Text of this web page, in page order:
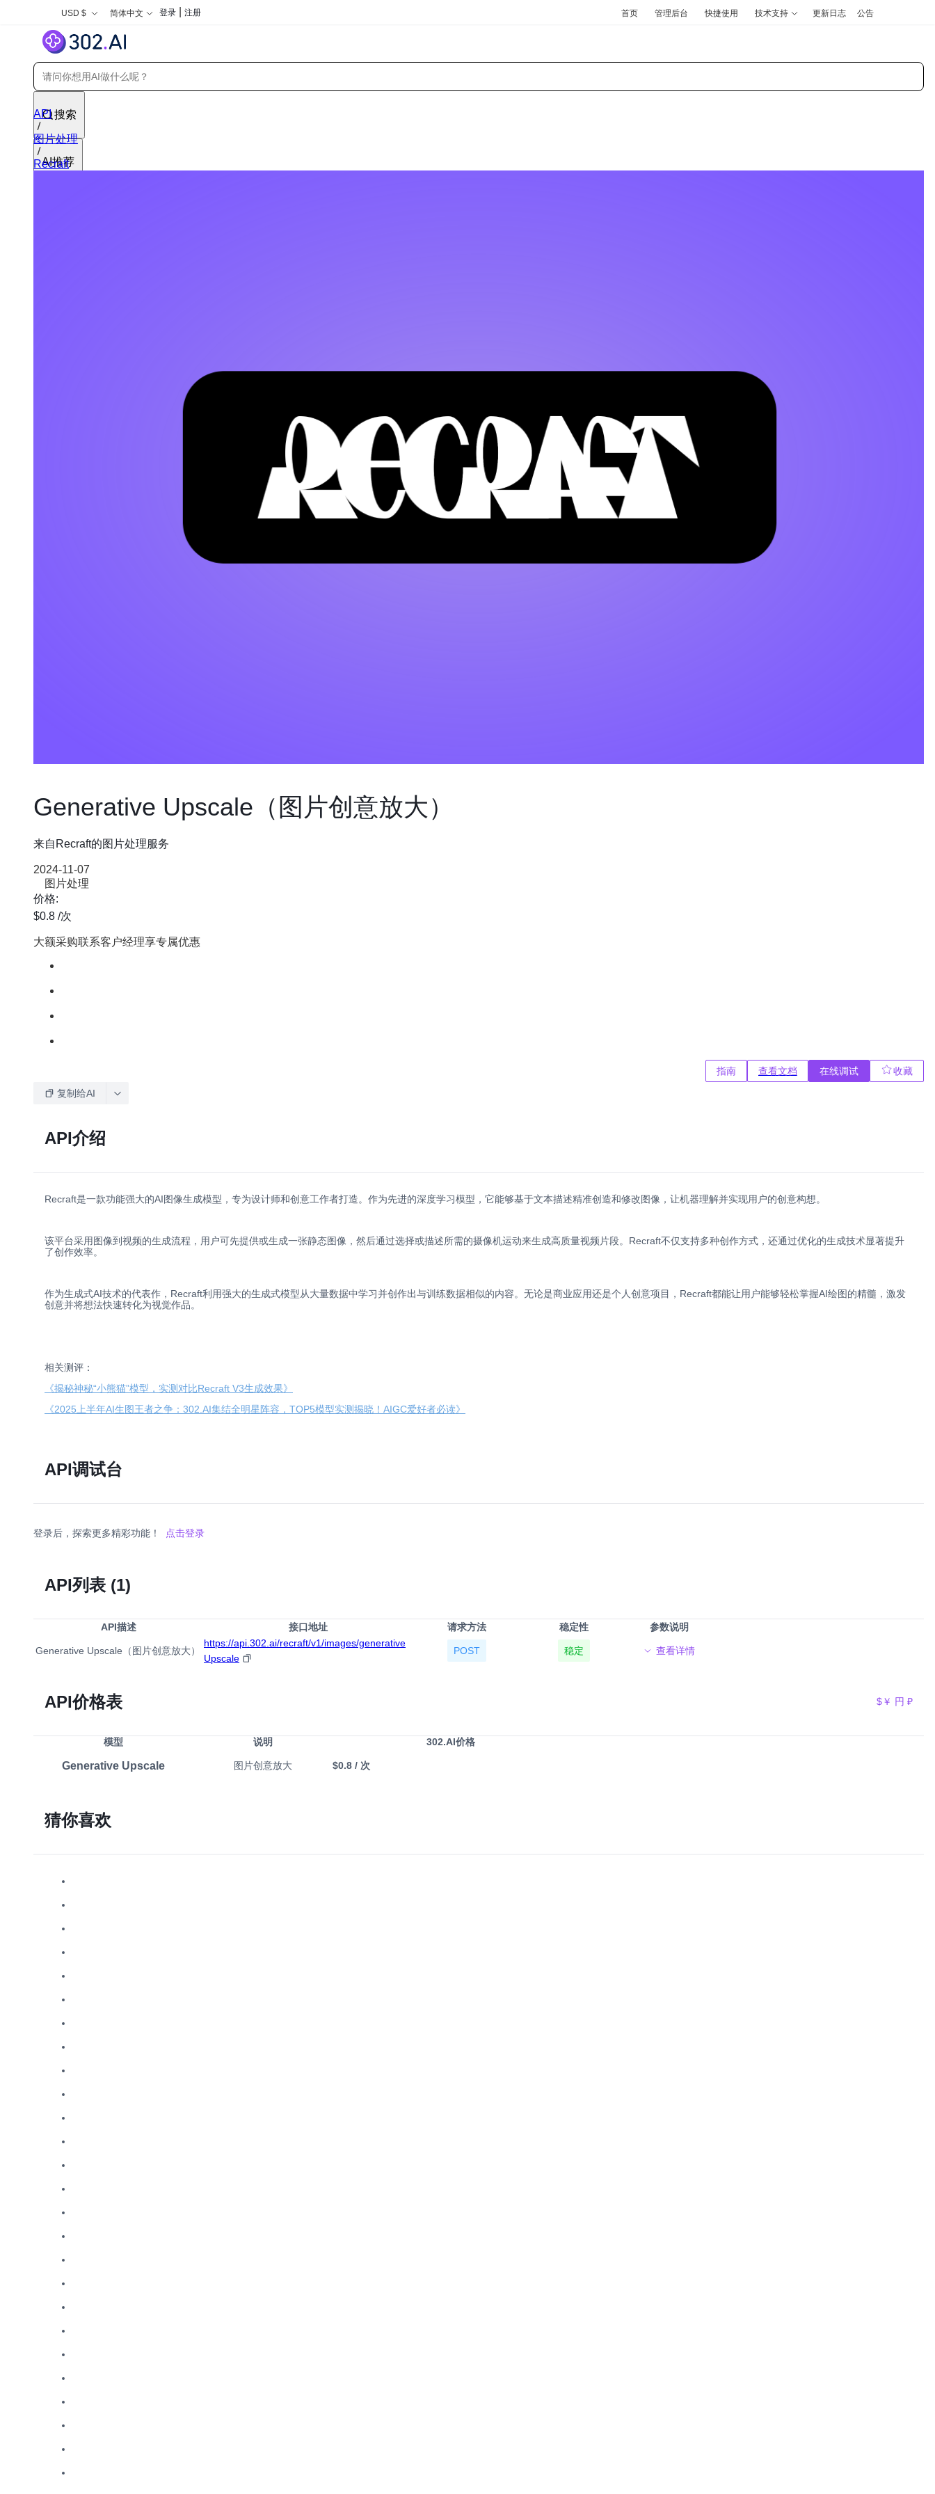
USD $ 简体中文 登录 注册 首页 管理后台 快捷使用 技术支持 更新日志 公告
搜索
AI推荐
API
图片处理
Recraft
Generative Upscale（图片创意放大）
来自Recraft的图片处理服务
2024-11-07
图片处理
价格:
$0.8 /次
大额采购联系客户经理享专属优惠
指南 查看文档 在线调试
收藏
复制给AI
API介绍
Recraft是一款功能强大的AI图像生成模型，专为设计师和创意工作者打造。作为先进的深度学习模型，它能够基于文本描述精准创造和修改图像，让机器理解并实现用户的创意构想。
该平台采用图像到视频的生成流程，用户可先提供或生成一张静态图像，然后通过选择或描述所需的摄像机运动来生成高质量视频片段。Recraft不仅支持多种创作方式，还通过优化的生成技术显著提升
了创作效率。
作为生成式AI技术的代表作，Recraft利用强大的生成式模型从大量数据中学习并创作出与训练数据相似的内容。无论是商业应用还是个人创意项目，Recraft都能让用户能够轻松掌握AI绘图的精髓，激发
创意并将想法快速转化为视觉作品。
相关测评：
《揭秘神秘“小熊猫”模型，实测对比Recraft V3生成效果》
《2025上半年AI生图王者之争：302.AI集结全明星阵容，TOP5模型实测揭晓！AIGC爱好者必读》
API调试台
登录后，探索更多精彩功能！ 点击登录
API列表 (1)
API描述 接口地址 请求方法 稳定性 参数说明
Generative Upscale（图片创意放大）
https://api.302.ai/recraft/v1/images/generative
Upscale
POST 稳定 查看详情
API价格表 $￥ 円 ₽
模型 说明 302.AI价格
Generative Upscale 图片创意放大 $0.8 / 次
猜你喜欢